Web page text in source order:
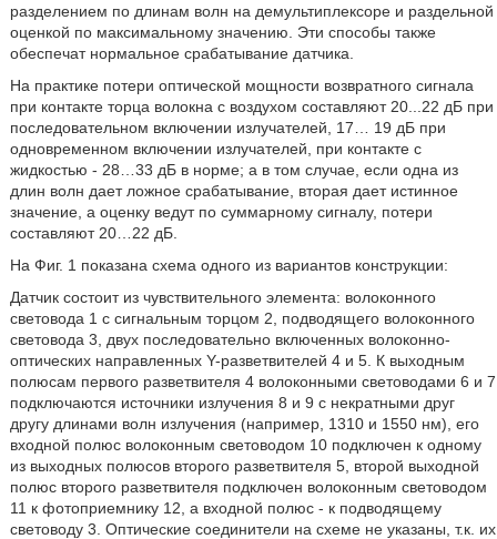
разделением по длинам волн на демультиплексоре и раздельной
оценкой по максимальному значению. Эти способы также
обеспечат нормальное срабатывание датчика.
На практике потери оптической мощности возвратного сигнала
при контакте торца волокна с воздухом составляют 20...22 дБ при
последовательном включении излучателей, 17… 19 дБ при
одновременном включении излучателей, при контакте с
жидкостью - 28…33 дБ в норме; а в том случае, если одна из
длин волн дает ложное срабатывание, вторая дает истинное
значение, а оценку ведут по суммарному сигналу, потери
составляют 20…22 дБ.
На Фиг. 1 показана схема одного из вариантов конструкции:
Датчик состоит из чувствительного элемента: волоконного
световода 1 с сигнальным торцом 2, подводящего волоконного
световода 3, двух последовательно включенных волоконно-
оптических направленных Y-разветвителей 4 и 5. К выходным
полюсам первого разветвителя 4 волоконными световодами 6 и 7
подключаются источники излучения 8 и 9 с некратными друг
другу длинами волн излучения (например, 1310 и 1550 нм), его
входной полюс волоконным световодом 10 подключен к одному
из выходных полюсов второго разветвителя 5, второй выходной
полюс второго разветвителя подключен волоконным световодом
11 к фотоприемнику 12, а входной полюс - к подводящему
световоду 3. Оптические соединители на схеме не указаны, т.к. их